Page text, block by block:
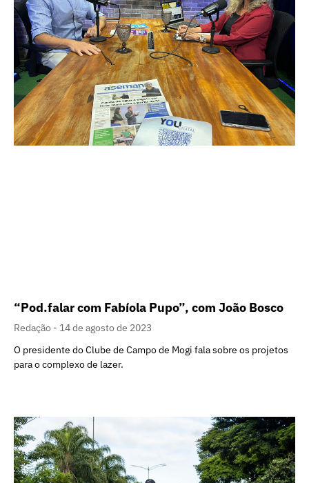
“Pod.falar com Fabíola Pupo”, com João Bosco
Redação
14 de agosto de 2023
O presidente do Clube de Campo de Mogi fala sobre os projetos
para o complexo de lazer.